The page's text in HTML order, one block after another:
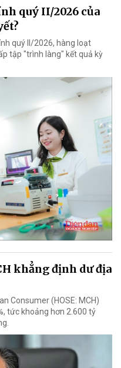
quý II/2026 của
quý II/2026, hàng loạt
tập "trình làng" kết quả kỳ
khẳng định dư địa
Consumer (HOSE: MCH)
tức khoảng hơn 2.600 tỷ